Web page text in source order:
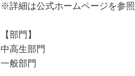
※詳細は公式ホームページを参照
【部門】
中高生部門
一般部門